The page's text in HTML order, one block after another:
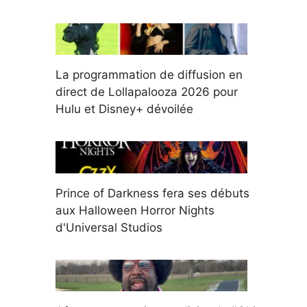
La programmation de diffusion en
direct de Lollapalooza 2026 pour
Hulu et Disney+ dévoilée
Prince of Darkness fera ses débuts
aux Halloween Horror Nights
d'Universal Studios